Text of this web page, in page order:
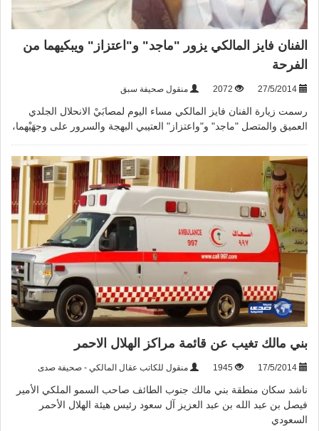
الفنان فايز المالكي يزور "ماجد" و"اعتزاز" ويبكيهما من
الفرحة
2072 منقول صحيفة سبق
رسمت زيارة الفنان فايز المالكي مساء اليوم لمصابَيْ الانحلال الجلدي
العميق والمتصل "ماجد" و"واعتزاز" العتيبي البهجة والسرور على وجهَيْهما،
بني مالك تغيب عن قائمة مراكز الهلال الاحمر
1945 منقول للكاتب عقال المالكي - صحيفة صدى
ناشد سكان منطقة بني مالك جنوب الطائف صاحب السمو الملكي الأمير
فيصل بن عبد الله بن عبد العزيز آل سعود رئيس هيئة الهلال الأحمر
السعودي